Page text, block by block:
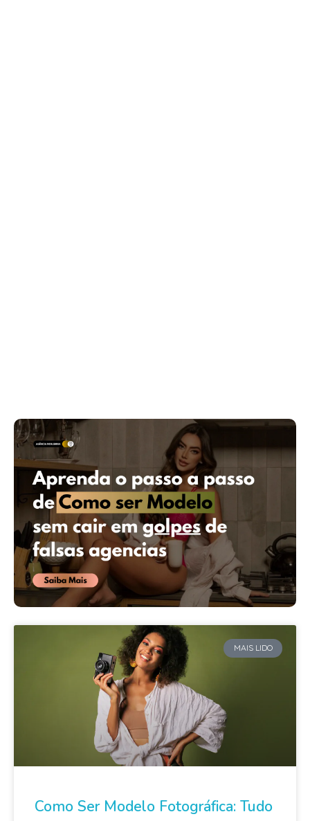
MAIS LIDO
Como Ser Modelo Fotográfica: Tudo